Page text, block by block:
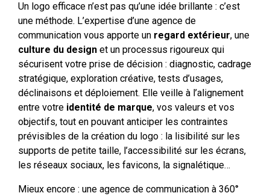
Un logo efficace n’est pas qu’une idée brillante : c’est
une méthode. L’expertise d’une agence de
communication vous apporte un regard extérieur, une
culture du design et un processus rigoureux qui
sécurisent votre prise de décision : diagnostic, cadrage
stratégique, exploration créative, tests d’usages,
déclinaisons et déploiement. Elle veille à l’alignement
entre votre identité de marque, vos valeurs et vos
objectifs, tout en pouvant anticiper les contraintes
prévisibles de la création du logo : la lisibilité sur les
supports de petite taille, l’accessibilité sur les écrans,
les réseaux sociaux, les favicons, la signalétique…
Mieux encore : une agence de communication à 360°